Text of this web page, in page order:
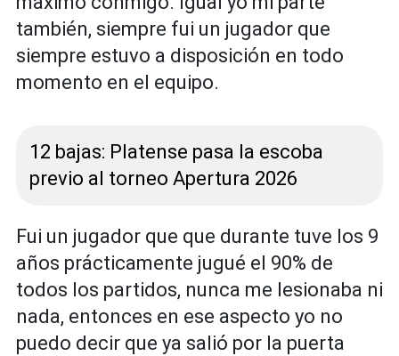
también, siempre fui un jugador que
siempre estuvo a disposición en todo
momento en el equipo.
12 bajas: Platense pasa la escoba
previo al torneo Apertura 2026
Fui un jugador que que durante tuve los 9
años prácticamente jugué el 90% de
todos los partidos, nunca me lesionaba ni
nada, entonces en ese aspecto yo no
puedo decir que ya salió por la puerta